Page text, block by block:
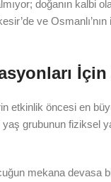
doğanın kalbi
ve
etkinlik öncesi en
grubunun fiziksel
mekana devasa